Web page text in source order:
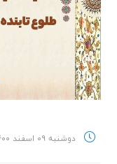
دوشنبه ۰۹ اسفند ۱۴۰۰